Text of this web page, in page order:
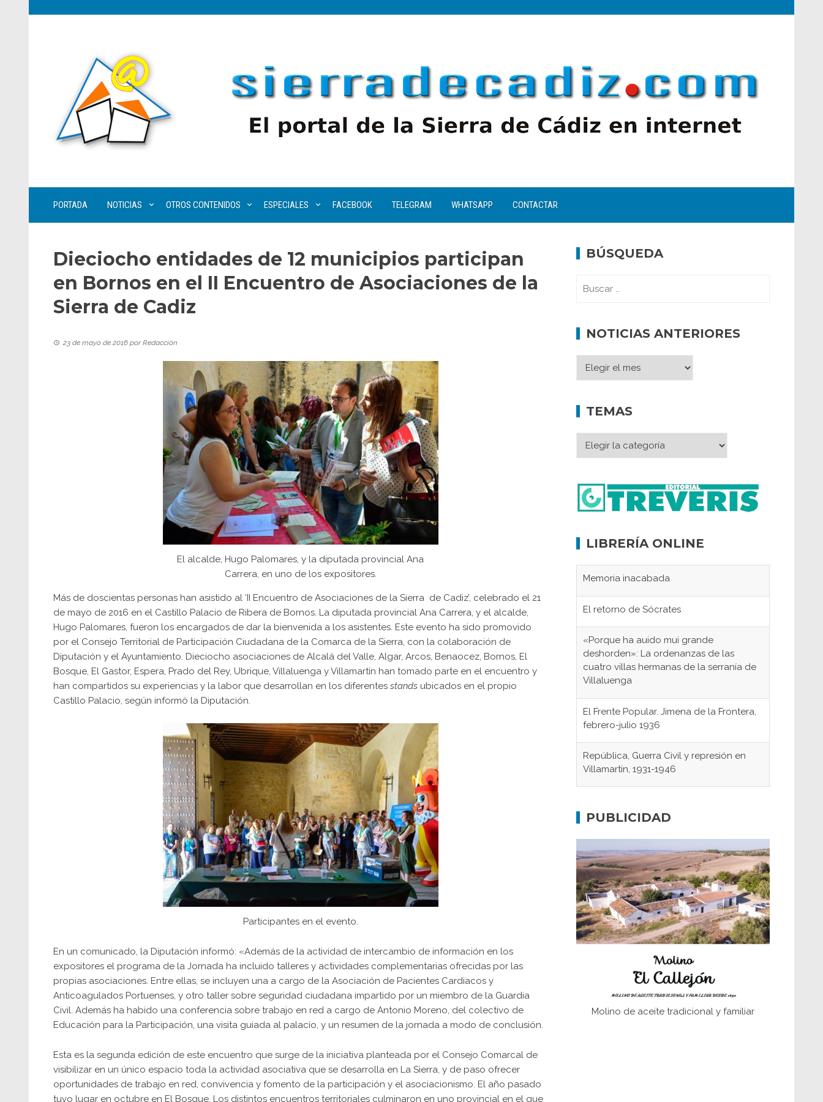
PORTADA NOTICIAS OTROS CONTENIDOS ESPECIALES FACEBOOK TELEGRAM WHATSAPP CONTACTAR
Dieciocho entidades de 12 municipios participan
en Bornos en el II Encuentro de Asociaciones de la
Sierra de Cadiz
23 de mayo de 2016 porRedacción
El alcalde, Hugo Palomares, y la diputada provincial Ana
Carrera, en uno de los expositores.
Más de doscientas personas han asistido al ‘II Encuentro de Asociaciones de la Sierra de Cadiz’, celebrado el 21
de mayo de 2016 en el Castillo Palacio de Ribera de Bornos. La diputada provincial Ana Carrera, y el alcalde,
Hugo Palomares, fueron los encargados de dar la bienvenida a los asistentes. Este evento ha sido promovido
por el Consejo Territorial de Participación Ciudadana de la Comarca de la Sierra, con la colaboración de
Diputación y el Ayuntamiento. Dieciocho asociaciones de Alcalá del Valle, Algar, Arcos, Benaocez, Bornos, El
Bosque, El Gastor, Espera, Prado del Rey, Ubrique, Villaluenga y Villamartín han tomado parte en el encuentro y
han compartidos su experiencias y la labor que desarrollan en los diferentes stands ubicados en el propio
Castillo Palacio, según informó la Diputación.
Participantes en el evento.
En un comunicado, la Diputación informó: «Además de la actividad de intercambio de información en los
expositores el programa de la Jornada ha incluido talleres y actividades complementarias ofrecidas por las
propias asociaciones. Entre ellas, se incluyen una a cargo de la Asociación de Pacientes Cardiacos y
Anticoagulados Portuenses, y otro taller sobre seguridad ciudadana impartido por un miembro de la Guardia
Civil. Además ha habido una conferencia sobre trabajo en red a cargo de Antonio Moreno, del colectivo de
Educación para la Participación, una visita guiada al palacio, y un resumen de la jornada a modo de conclusión.
Esta es la segunda edición de este encuentro que surge de la iniciativa planteada por el Consejo Comarcal de
visibilizar en un único espacio toda la actividad asociativa que se desarrolla en La Sierra, y de paso ofrecer
oportunidades de trabajo en red, convivencia y fomento de la participación y el asociacionismo. El año pasado
tuvo lugar en octubre en El Bosque. Los distintos encuentros territoriales culminaron en uno provincial en el que
BÚSQUEDA
NOTICIAS ANTERIORES
TEMAS
LIBRERÍA ONLINE
Memoria inacabada
El retorno de Sócrates
«Porque ha auido mui grande
deshorden»: La ordenanzas de las
cuatro villas hermanas de la serranía de
Villaluenga
El Frente Popular. Jimena de la Frontera,
febrero-julio 1936
República, Guerra Civil y represión en
Villamartín, 1931-1946
Don Perafán de Ribera y sus
fundaciones de Bornos
El Frente Popular. Ubrique, febrero-julio
1936
Juntar las letras. La alfabetización en el
campo: del afán de saber a la
Historia y vivencias del poblado de Los
Hurones
PUBLICIDAD
Molino de aceite tradicional y familiar